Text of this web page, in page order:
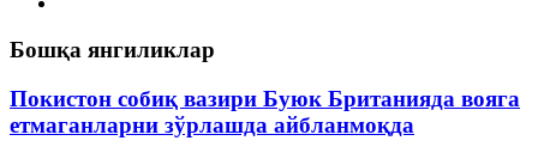
Бошқа янгиликлар
Покистон собиқ вазири Буюк Британияда вояга
етмаганларни зўрлашда айбланмоқда